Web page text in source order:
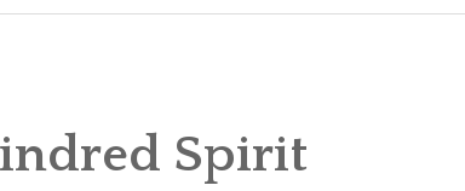
Spirit